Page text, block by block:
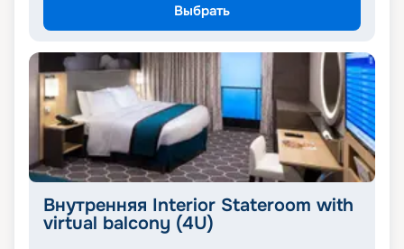
Выбрать
Внутренняя Interior Stateroom with
virtual balcony (4U)